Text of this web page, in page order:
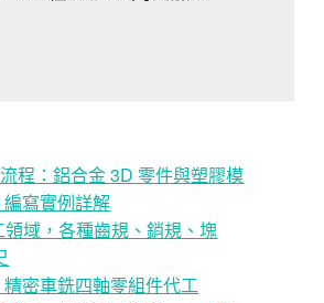
程：鋁合金 3D 零件與塑膠模
寫實例詳解
域，各種齒規、銷規、塊
密車銑四軸零組件代工